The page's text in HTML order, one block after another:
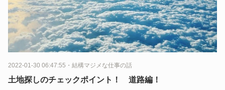
2022-01-30 06:47:55 ・ 結構マジメな仕事の話
土地探しのチェックポイント！ 道路編！